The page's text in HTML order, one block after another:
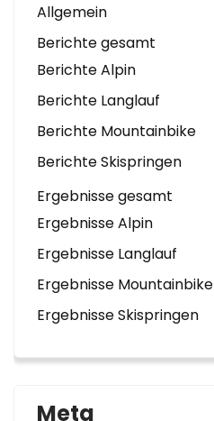
Allgemein
Berichte gesamt
Berichte Alpin
Berichte Langlauf
Berichte Mountainbike
Berichte Skispringen
Ergebnisse gesamt
Ergebnisse Alpin
Ergebnisse Langlauf
Ergebnisse Mountainbike
Ergebnisse Skispringen
Meta